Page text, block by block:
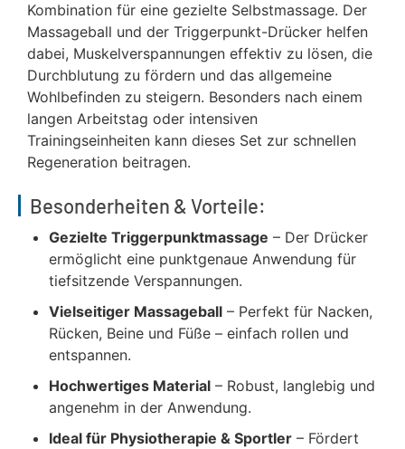
Kombination für eine gezielte Selbstmassage. Der
Massageball und der Triggerpunkt-Drücker helfen
dabei, Muskelverspannungen effektiv zu lösen, die
Durchblutung zu fördern und das allgemeine
Wohlbefinden zu steigern. Besonders nach einem
langen Arbeitstag oder intensiven
Trainingseinheiten kann dieses Set zur schnellen
Regeneration beitragen.
Besonderheiten & Vorteile:
Gezielte Triggerpunktmassage – Der Drücker
ermöglicht eine punktgenaue Anwendung für
tiefsitzende Verspannungen.
Vielseitiger Massageball – Perfekt für Nacken,
Rücken, Beine und Füße – einfach rollen und
entspannen.
Hochwertiges Material – Robust, langlebig und
angenehm in der Anwendung.
Ideal für Physiotherapie & Sportler – Fördert